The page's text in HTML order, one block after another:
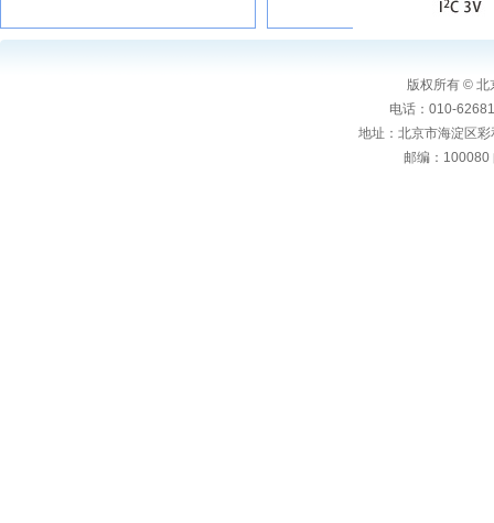
版权所有 ©
电话：010-
地址：北京市海淀区
邮编：100080